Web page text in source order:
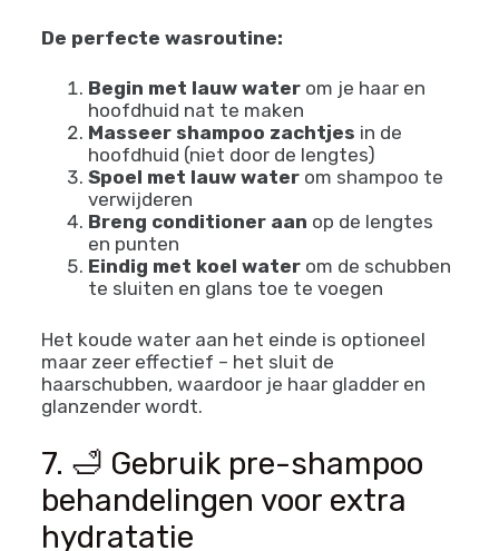
De perfecte wasroutine:
Begin met lauw water om je haar en
hoofdhuid nat te maken
Masseer shampoo zachtjes in de
hoofdhuid (niet door de lengtes)
Spoel met lauw water om shampoo te
verwijderen
Breng conditioner aan op de lengtes
en punten
Eindig met koel water om de schubben
te sluiten en glans toe te voegen
Het koude water aan het einde is optioneel
maar zeer effectief – het sluit de
haarschubben, waardoor je haar gladder en
glanzender wordt.
7. 🛁 Gebruik pre-shampoo
behandelingen voor extra
hydratatie